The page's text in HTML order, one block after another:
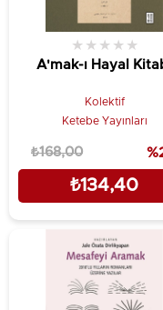
A'mak-ı Hayal
★ ★ ★ ★ ★
Kolektif
Ketebe Yayınları
₺134,40
₺168,00